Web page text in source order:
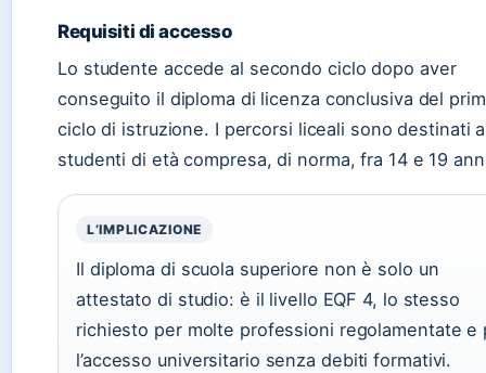
Requisiti di accesso
Lo studente accede al secondo ciclo dopo aver
conseguito il diploma di licenza conclusiva del
ciclo di istruzione. I percorsi liceali sono destinati a
studenti di età compresa, di norma, fra 14 e 19
L’IMPLICAZIONE
Il diploma di scuola superiore non è solo un
attestato di studio: è il livello EQF 4, lo stesso
richiesto per molte professioni regolamentate e
l’accesso universitario senza debiti formativi.